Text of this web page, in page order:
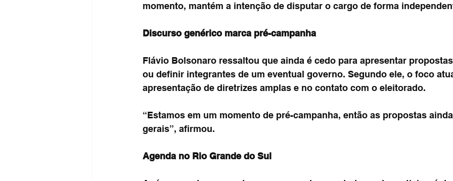
momento, mantém a intenção de disputar o cargo de forma
Discurso genérico marca pré-campanha
Flávio Bolsonaro ressaltou que ainda é cedo para apresentar
ou definir integrantes de um eventual governo. Segundo ele, o foco
apresentação de diretrizes amplas e no contato com o eleitorado.
“Estamos em um momento de pré-campanha, então as propostas
gerais”, afirmou.
Agenda no Rio Grande do Sul